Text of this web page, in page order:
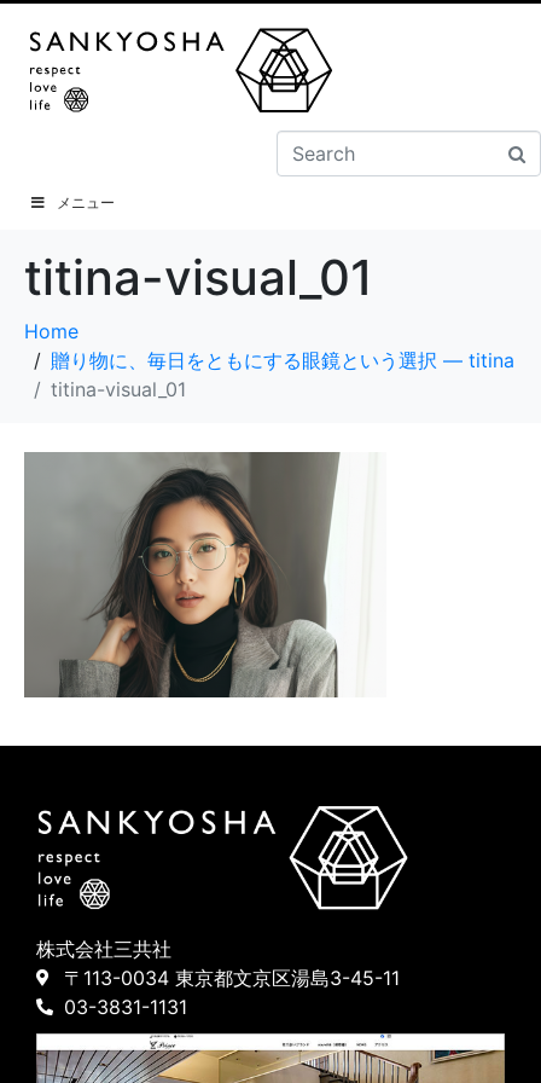
メニュー
titina-visual_01
Home
贈り物に、毎日をともにする眼鏡という選択 ― titina
titina-visual_01
株式会社三共社
〒113-0034 東京都文京区湯島3-45-11
03-3831-1131